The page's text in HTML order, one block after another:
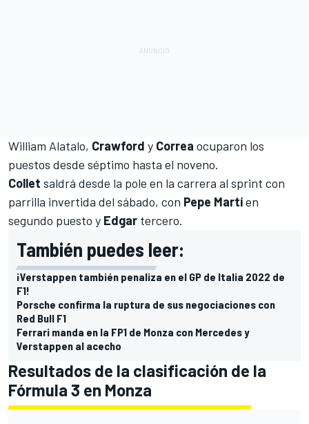
William Alatalo, Crawford y Correa ocuparon los
puestos desde séptimo hasta el noveno.
Collet saldrá desde la pole en la carrera al sprint con
parrilla invertida del sábado, con Pepe Martíen
segundo puesto y Edgar tercero.
También puedes leer:
¡Verstappen también penaliza en el GP de Italia 2022 de
F1!
Porsche confirma la ruptura de sus negociaciones con
Red Bull F1
Ferrari manda en la FP1 de Monza con Mercedes y
Verstappen al acecho
Resultados de la clasificación de la
Fórmula 3 en Monza